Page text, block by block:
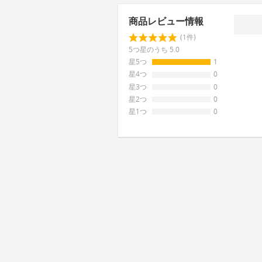
商品レビュー情報
(1件)
5つ星のうち 5.0
星5つ
1
星4つ
0
星3つ
0
星2つ
0
星1つ
0